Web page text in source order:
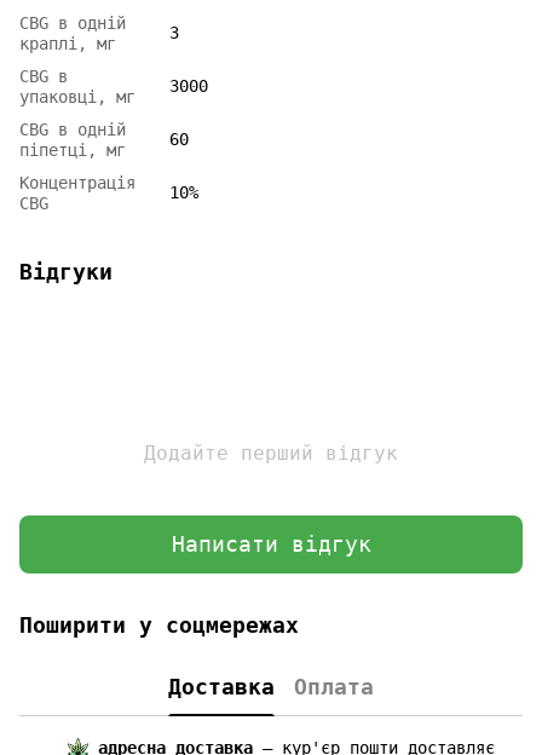
CBG в одній
краплі, мг
3
CBG в
упаковці, мг
3000
CBG в одній
піпетці, мг
60
Концентрація
CBG
10%
Відгуки
Додайте перший відгук
Написати відгук
Поширити у соцмережах
Доставка Оплата
адресна доставка — кур'єр пошти доставляє